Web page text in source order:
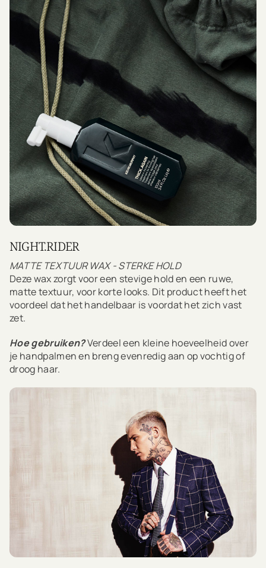
NIGHT.RIDER
MATTE TEXTUUR WAX - STERKE HOLD
Deze wax zorgt voor een stevige hold en een ruwe,
matte textuur, voor korte looks. Dit product heeft het
voordeel dat het handelbaar is voordat het zich vast
zet.
Hoe gebruiken?Verdeel een kleine hoeveelheid over
je handpalmen en breng evenredig aan op vochtig of
droog haar.